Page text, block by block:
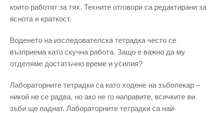
които работят за тях. Техните отговори са редактирани за
яснота и краткост.
Воденето на изследователска тетрадка често се
възприема като скучна работа. Защо е важно да му
отделяме достатъчно време и усилия?
Лабораторните тетрадки са като ходене на зъболекар –
никой не се радва, но ако не го направите, всичките ви
зъби ще паднат. Лабораторните тетрадки са най-